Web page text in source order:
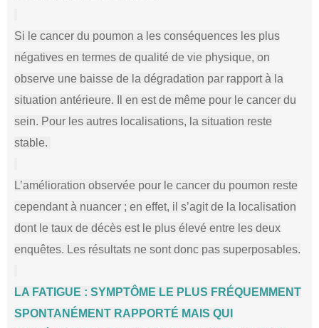
Si le cancer du poumon a les conséquences les plus
négatives en termes de qualité de vie physique, on
observe une baisse de la dégradation par rapport à la
situation antérieure. Il en est de même pour le cancer du
sein. Pour les autres localisations, la situation reste
stable.
L’amélioration observée pour le cancer du poumon reste
cependant à nuancer ; en effet, il s’agit de la localisation
dont le taux de décès est le plus élevé entre les deux
enquêtes. Les résultats ne sont donc pas superposables.
LA FATIGUE : SYMPTÔME LE PLUS FRÉQUEMMENT
SPONTANÉMENT RAPPORTÉ MAIS QUI